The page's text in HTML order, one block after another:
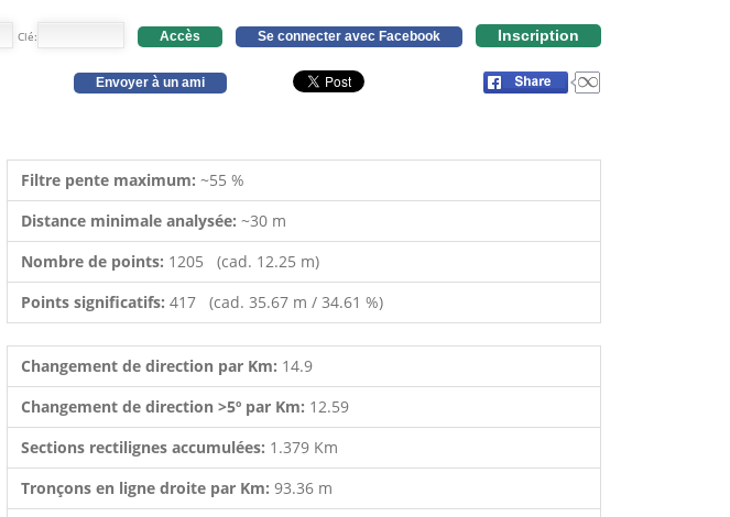
Clé: Accès Se connecter avec Facebook Inscription
Envoyer à un ami
Filtre pente maximum: ~55 %
Distance minimale analysée: ~30 m
Nombre de points: 1205 (cad. 12.25 m)
Points significatifs: 417 (cad. 35.67 m / 34.61 %)
Changement de direction par Km: 14.9
Changement de direction >5º par Km: 12.59
Sections rectilignes accumulées: 1.379 Km
Tronçons en ligne droite par Km: 93.36 m